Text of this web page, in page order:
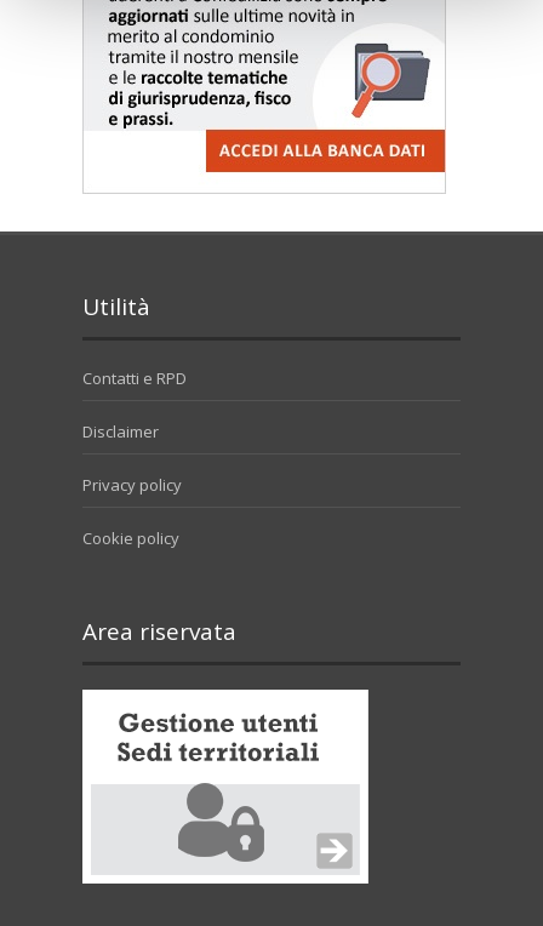
Utilità
Contatti e RPD
Disclaimer
Privacy policy
Cookie policy
Area riservata